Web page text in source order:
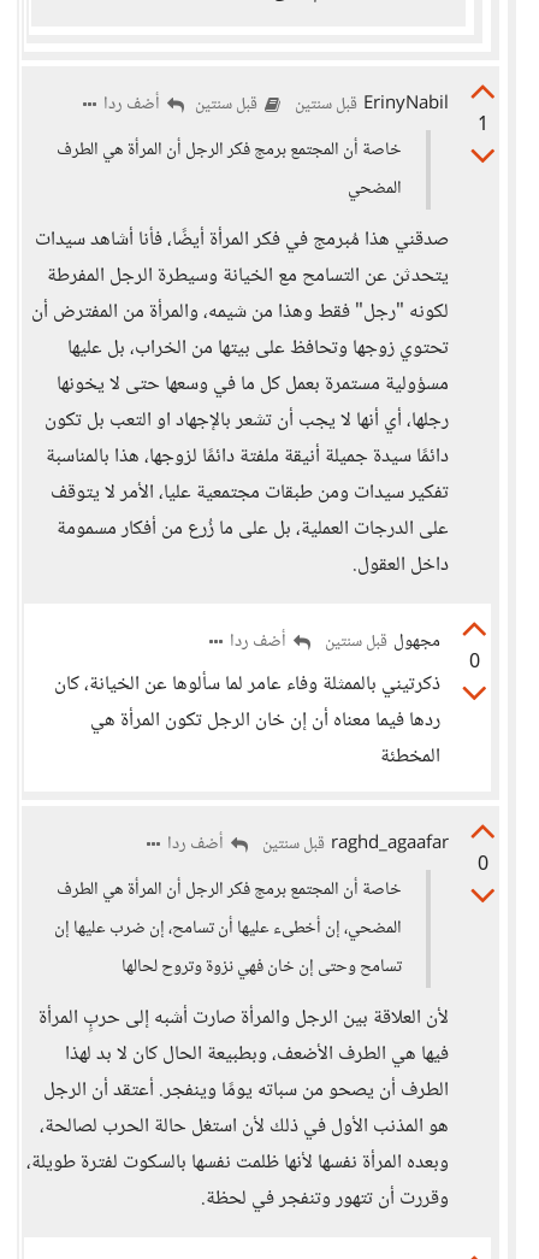
1
ErinyNabil قبل سنتين قبل سنتين
أضف ردا
خاصة أن المجتمع برمج فكر الرجل أن المرأة هي الطرف
المضحي
صدقني هذا مُبرمج في فكر المرأة أيضًا، فأنا أشاهد سيدات
يتحدثن عن التسامح مع الخيانة وسيطرة الرجل المفرطة
لكونه "رجل" فقط وهذا من شيمه، والمرأة من المفترض أن
تحتوي زوجها وتحافظ على بيتها من الخراب، بل عليها
مسؤولية مستمرة بعمل كل ما في وسعها حتى لا يخونها
رجلها، أي أنها لا يجب أن تشعر بالإجهاد او التعب بل تكون
دائمًا سيدة جميلة أنيقة ملفتة دائمًا لزوجها، هذا بالمناسبة
تفكير سيدات ومن طبقات مجتمعية عليا، الأمر لا يتوقف
على الدرجات العملية، بل على ما زُرع من أفكار مسمومة
داخل العقول.
0
مجهول قبل سنتين أضف ردا
ذكرتيني بالممثلة وفاء عامر لما سألوها عن الخيانة، كان
ردها فيما معناه أن إن خان الرجل تكون المرأة هي
المخطئة
0
raghd_agaafar قبل سنتين
أضف ردا
خاصة أن المجتمع برمج فكر الرجل أن المرأة هي الطرف
المضحي، إن أخطىء عليها أن تسامح، إن ضرب عليها إن
تسامح وحتى إن خان فهي نزوة وتروح لحالها
لأن العلاقة بين الرجل والمرأة صارت أشبه إلى حربٍ المرأة
فيها هي الطرف الأضعف، وبطبيعة الحال كان لا بد لهذا
الطرف أن يصحو من سباته يومًا وينفجر. أعتقد أن الرجل
هو المذنب الأول في ذلك لأن استغل حالة الحرب لصالحة،
وبعده المرأة نفسها لأنها ظلمت نفسها بالسكوت لفترة طويلة،
وقررت أن تتهور وتنفجر في لحظة.